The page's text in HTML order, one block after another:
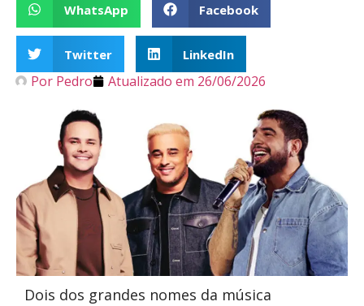
WhatsApp Facebook
Twitter LinkedIn
Por Pedro Atualizado em 26/06/2026
Dois dos grandes nomes da música